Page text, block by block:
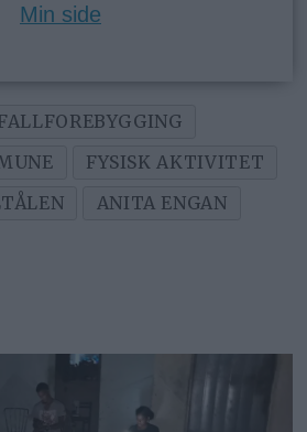
Min side
FYSISK AKTIVITET
ANITA ENGAN